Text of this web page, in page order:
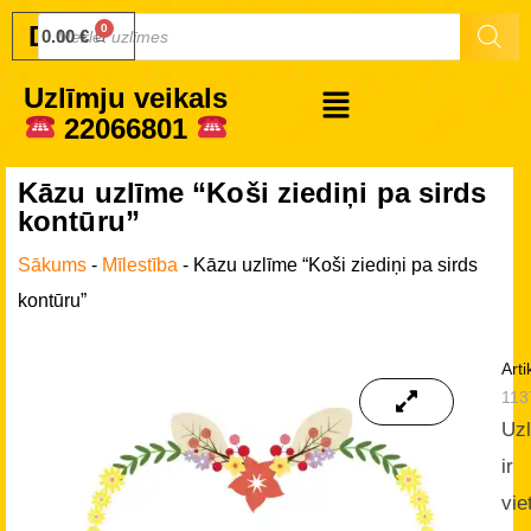
Druku.lv
0.00€
Uzlīmju veikals
22066801
Kāzu uzlīme “Koši ziediņi pa sirds
kontūru”
Sākums - Mīlestība - Kāzu uzlīme “Koši ziediņi pa sirds
kontūru”
ir